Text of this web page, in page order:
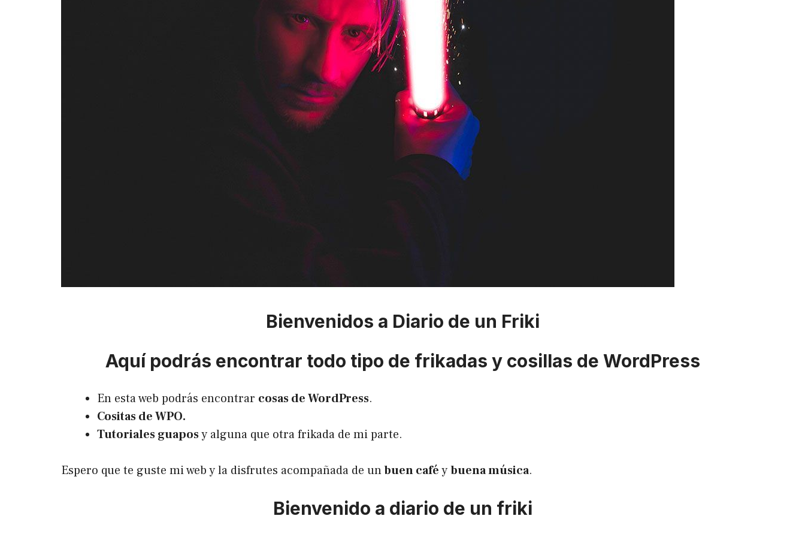
Bienvenidos a Diario de un Friki
Aquí podrás encontrar todo tipo de frikadas y cosillas de WordPress
En esta web podrás encontrar cosas de WordPress.
Cositas de WPO.
Tutoriales guaposy alguna que otra frikada de mi parte.
Espero que te guste mi web y la disfrutes acompañada de unbuen caféybuena música.
Bienvenido a diario de un friki